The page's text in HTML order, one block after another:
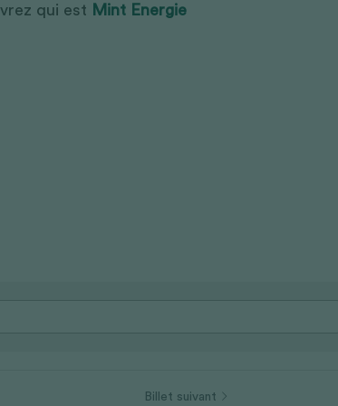
qui est Mint Energie
Billet suivant